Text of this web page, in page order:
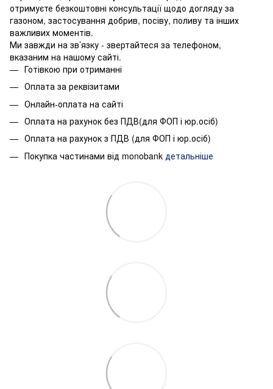
отримуєте безкоштовні консультації щодо догляду за
газоном, застосування добрив, посіву, поливу та інших
важливих моментів.
Ми завжди на зв’язку - звертайтеся за телефоном,
вказаним на нашому сайті.
Готівкою при отриманні
Оплата за реквізитами
Онлайн-оплата на сайті
Оплата на рахунок без ПДВ(для ФОП і юр.осіб)
Оплата на рахунок з ПДВ (для ФОП і юр.осіб)
Покупка частинами від monobank детальніше